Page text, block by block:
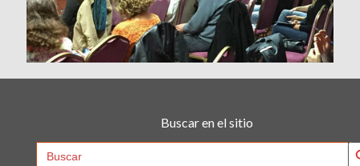
Buscar en el sitio
Search